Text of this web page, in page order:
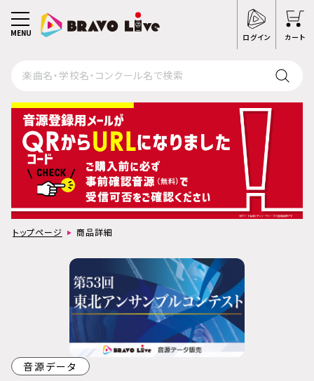
ログイン カート
MENU
トップページ 商品詳細
音源データ